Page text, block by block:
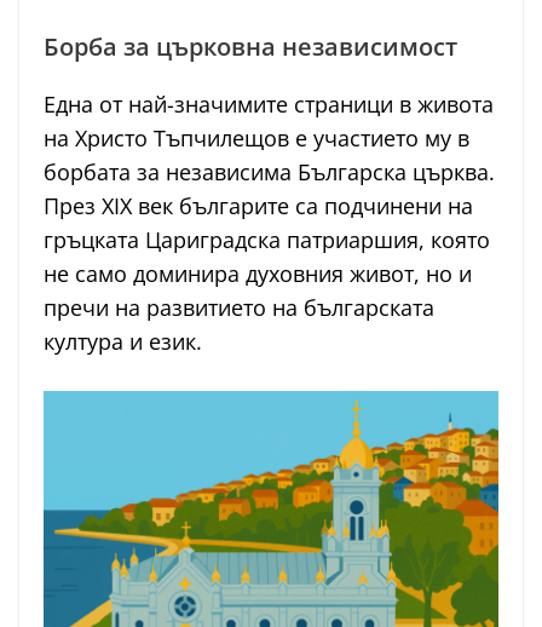
Борба за църковна независимост
Една от най-значимите страници в живота
на Христо Тъпчилещов е участието му в
борбата за независима Българска църква.
През XIX век българите са подчинени на
гръцката Цариградска патриаршия, която
не само доминира духовния живот, но и
пречи на развитието на българската
култура и език.